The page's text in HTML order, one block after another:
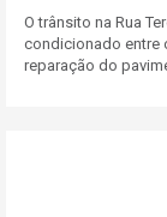
O trânsito na Rua
condicionado entre
reparação do